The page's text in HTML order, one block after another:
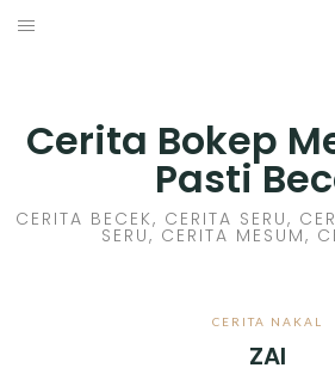
Skip
Cerita Bokep
Pasti
CERITA BECEK, CERITA SERU,
SERU, CERITA MESUM,
CERITA NAKAL
ZAI
CERITA SEX HOT